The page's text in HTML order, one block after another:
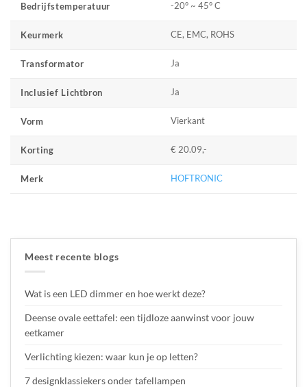
Bedrijfstemperatuur -20° ~ 45° C
Keurmerk CE, EMC, ROHS
Transformator Ja
Inclusief Lichtbron Ja
Vorm Vierkant
Korting € 20.09,-
Merk HOFTRONIC
Meest recente blogs
Wat is een LED dimmer en hoe werkt deze?
Deense ovale eettafel: een tijdloze aanwinst voor jouw
eetkamer
Verlichting kiezen: waar kun je op letten?
7 designklassiekers onder tafellampen